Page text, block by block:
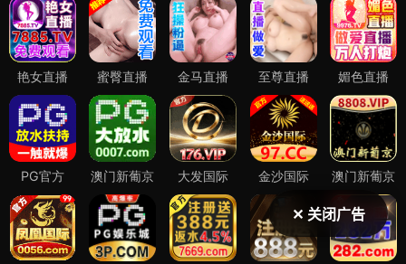
✕ 关闭广告